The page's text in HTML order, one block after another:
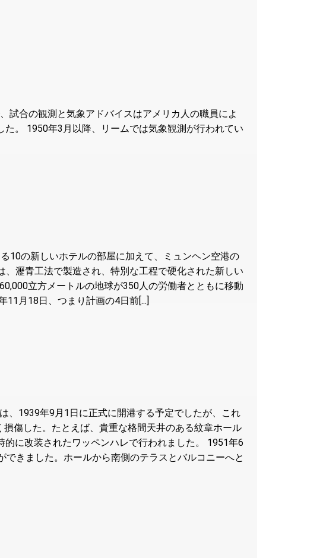
試合の観測と気象アドバイスはアメリカ人の職員によ
。 1950年3月以降、リームでは気象観測が行われてい
10の新しいホテルの部屋に加えて、ミュンヘン空港の
瀝青工法で製造され、特別な工程で硬化された新しい
立方メートルの地球が350人の労働者とともに移動
月18日、つまり計画の4日前[...]
、1939年9月1日に正式に開港する予定でしたが、これ
傷した。たとえば、貴重な格間天井のある紋章ホール
に改装されたワッペンハレで行われました。 1951年6
きました。ホールから南側のテラスとバルコニーへと